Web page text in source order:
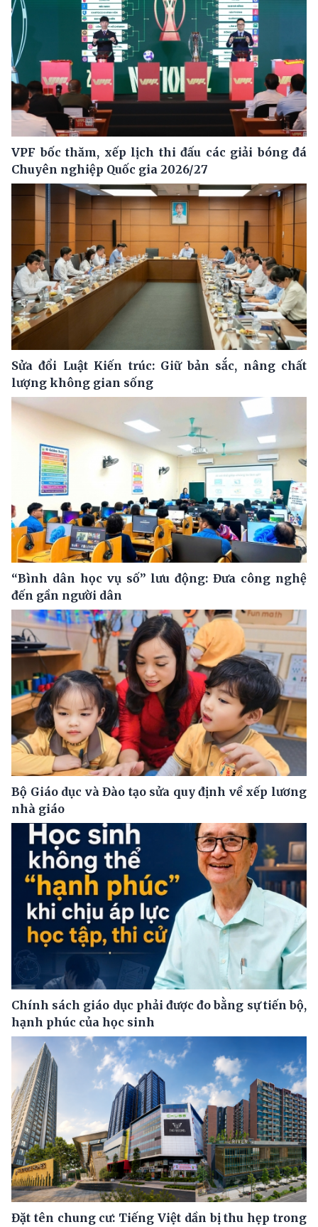
VPF bốc thăm, xếp lịch thi đấu các giải bóng đá
Chuyên nghiệp Quốc gia 2026/27
Sửa đổi Luật Kiến trúc: Giữ bản sắc, nâng chất
lượng không gian sống
“Bình dân học vụ số” lưu động: Đưa công nghệ
đến gần người dân
Bộ Giáo dục và Đào tạo sửa quy định về xếp lương
nhà giáo
Chính sách giáo dục phải được đo bằng sự tiến bộ,
hạnh phúc của học sinh
Đặt tên chung cư: Tiếng Việt dần bị thu hẹp trong